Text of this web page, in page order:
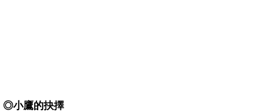
◎小鷹的抉擇